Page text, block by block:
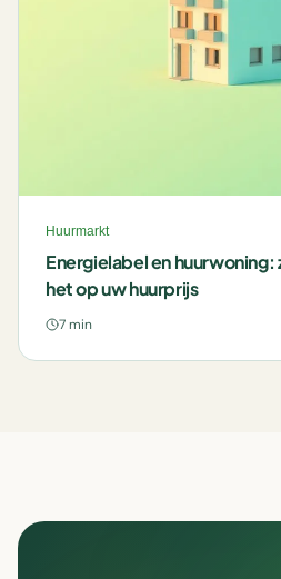
Huurmarkt
Energielabel en
het op uw huurprijs
7 min